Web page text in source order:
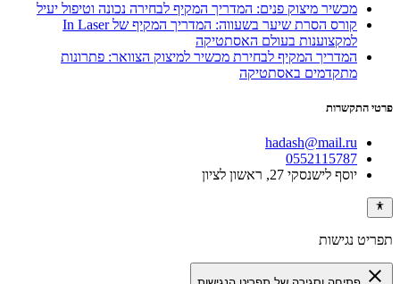
מכשיר מיצוק פנים: המדריך המקיף לבחירה נכונה וטיפול יעיל
קורס הסרת שיער בשעווה: המדריך המקיף של In Laser
למקצוענות בעולם האסתטיקה
המדריך המקיף לבחירת מכשיר למיצוק הצוואר: פתרונות
מתקדמים באסתטיקה
פרטי התקשרות
hadash@mail.ru
0552115787
יוסף לישנסקי 27, ראשון לציון
תפריט נגישות
close